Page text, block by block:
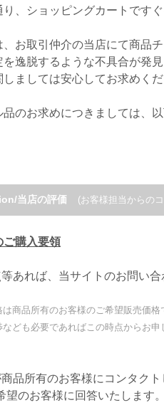
、ショッピングカートです
、お取引仲介の当店にて商品
を逸脱するような不具合が発
ましては安心してお求めくだ
のお求めにつきましては、
当店の評価 (お客様担当からの
ご購入要領
あれば、当サイトのお問い合
品所有のお客様のご希望販売価格
も必要であればこの時点からお申
品所有のお客様にコンタク
お客様に回答いたします。